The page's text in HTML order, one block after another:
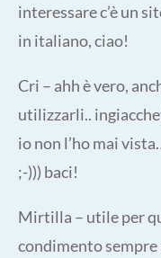
interessare c’è un
in italiano, ciao!
Cri – ahh è vero,
utilizzarli..
io non l’ho mai
;-))) baci!
Mirtilla – utile per
condimento